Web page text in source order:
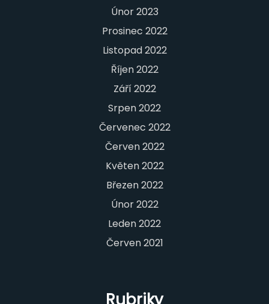
Únor 2023
Prosinec 2022
Listopad 2022
Říjen 2022
Září 2022
Srpen 2022
Červenec 2022
Červen 2022
Květen 2022
Březen 2022
Únor 2022
Leden 2022
Červen 2021